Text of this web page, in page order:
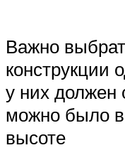
Важно
конструкции
у них должен
можно было
высоте